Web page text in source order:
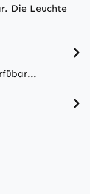
Die Leuchte